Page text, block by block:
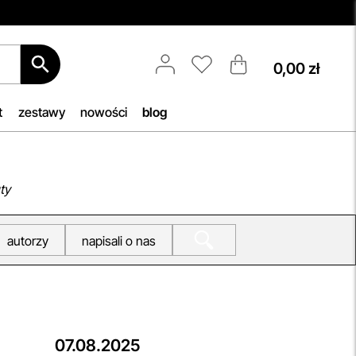
Aktualizacja Regulaminów
Korzystanie ze Sklepu Internetowego
lub Konta po tym terminie oznacza
0,00 zł
zestawy nowości blog
autorzy napisali o nas
07.08.2025